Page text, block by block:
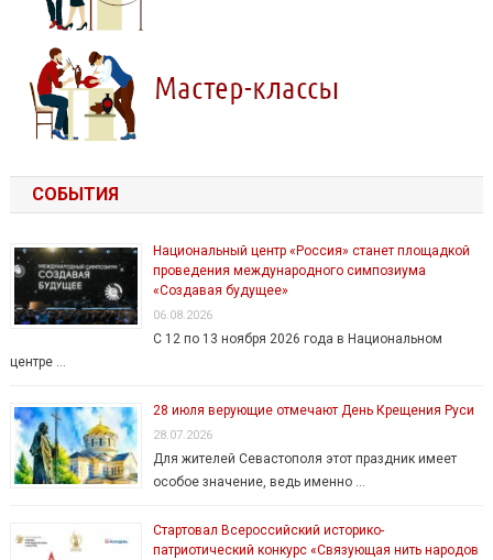
СОБЫТИЯ
Национальный центр «Россия» станет площадкой
проведения международного симпозиума
«Создавая будущее»
06.08.2026
С 12 по 13 ноября 2026 года в Национальном
центре …
28 июля верующие отмечают День Крещения Руси
28.07.2026
Для жителей Севастополя этот праздник имеет
особое значение, ведь именно …
Стартовал Всероссийский историко-
патриотический конкурс «Связующая нить народов